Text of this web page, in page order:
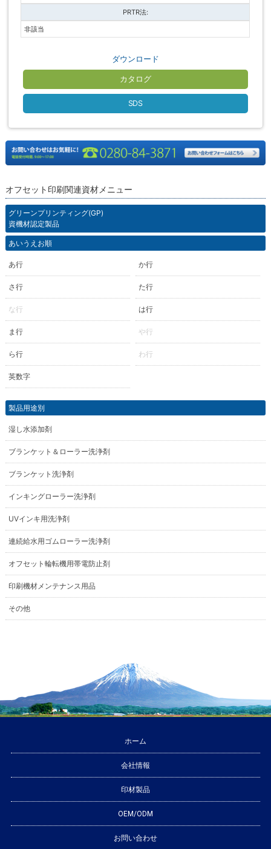
PRTR法:
非該当
ダウンロード
カタログ
SDS
オフセット印刷関連資材メニュー
グリーンプリンティング(GP)
資機材認定製品
あいうえお順
あ行 か行
さ行 た行
な行 は行
ま行 や行
ら行 わ行
英数字
製品用途別
湿し水添加剤
ブランケット＆ローラー洗浄剤
ブランケット洗浄剤
インキングローラー洗浄剤
UVインキ用洗浄剤
連続給水用ゴムローラー洗浄剤
オフセット輪転機用帯電防止剤
印刷機材メンテナンス用品
その他
ホーム
会社情報
印材製品
OEM/ODM
お問い合わせ